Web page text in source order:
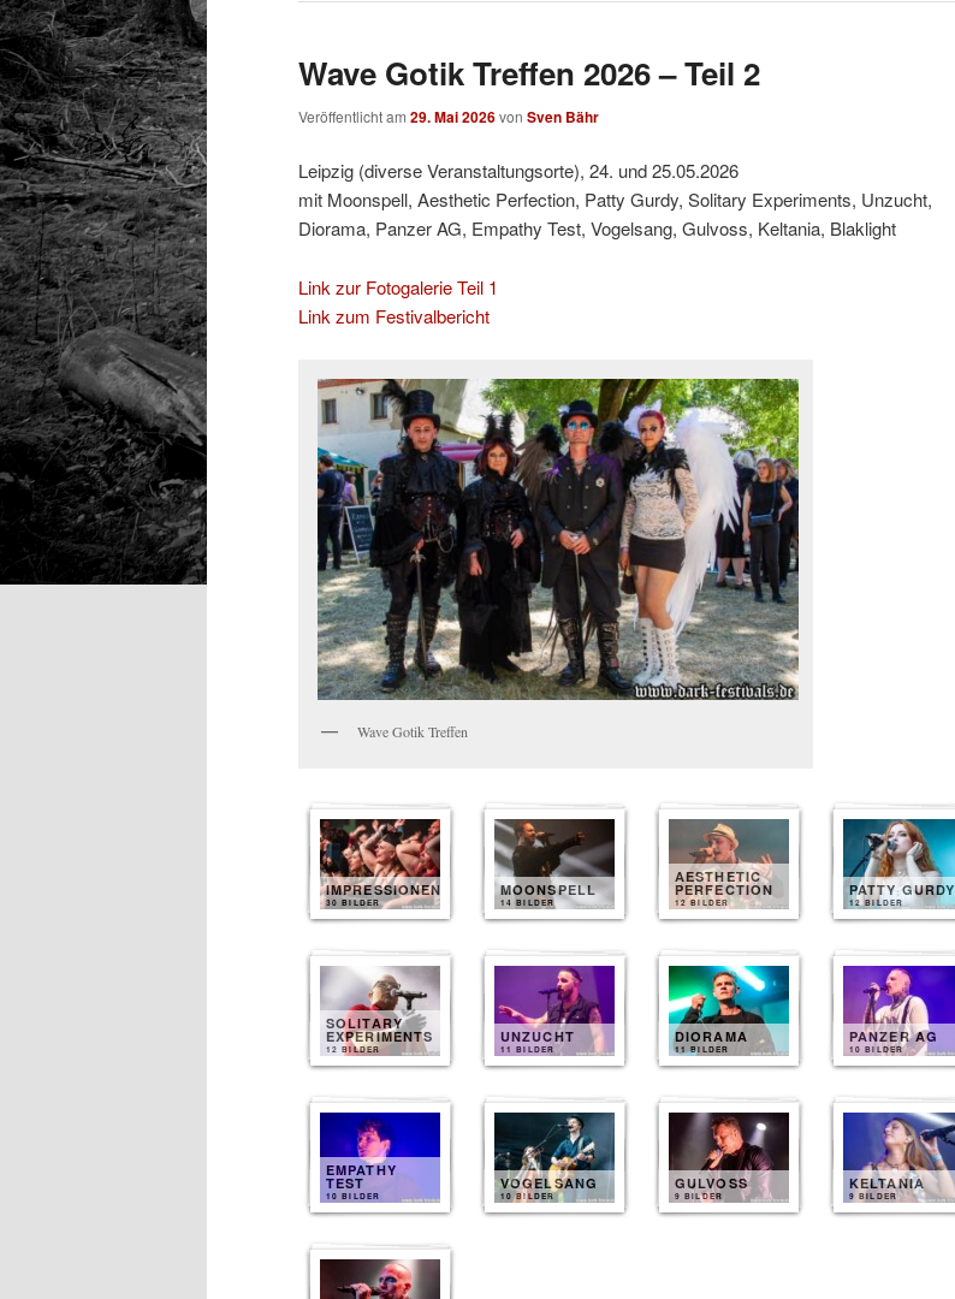
Wave Gotik Treffen 2026 – Teil 2
Veröffentlicht am 29. Mai 2026von Sven Bähr
Leipzig (diverse Veranstaltungsorte), 24. und 25.05.2026
mit Moonspell, Aesthetic Perfection, Patty Gurdy, Solitary Experiments, Unzucht,
Diorama, Panzer AG, Empathy Test, Vogelsang, Gulvoss, Keltania, Blaklight
Link zur Fotogalerie Teil 1
Link zum Festivalbericht
Wave Gotik Treffen
IMPRESSIONEN
30 BILDER
MOONSPELL
14 BILDER
AESTHETIC
PERFECTION
12 BILDER
PATTY GURDY
12 BILDER
SOLITARY
EXPERIMENTS
12 BILDER
UNZUCHT
11 BILDER
DIORAMA
11 BILDER
PANZER AG
10 BILDER
EMPATHY
TEST
10 BILDER
VOGELSANG
10 BILDER
GULVOSS
9 BILDER
KELTANIA
9 BILDER